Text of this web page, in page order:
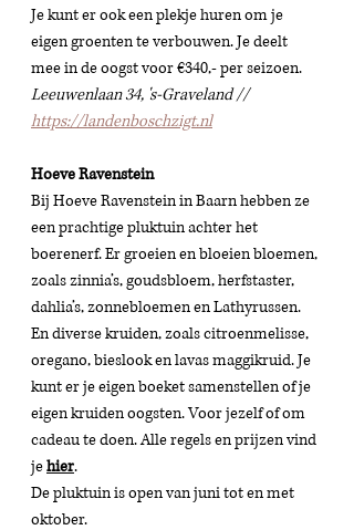
Je kunt er ook een plekje huren om je
eigen groenten te verbouwen. Je deelt
mee in de oogst voor €340,- per seizoen.
Leeuwenlaan 34, 's-Graveland //
https://landenboschzigt.nl
Hoeve Ravenstein
Bij Hoeve Ravenstein in Baarn hebben ze
een prachtige pluktuin achter het
boerenerf. Er groeien en bloeien bloemen,
zoals zinnia’s, goudsbloem, herfstaster,
dahlia’s, zonnebloemen en Lathyrussen.
En diverse kruiden, zoals citroenmelisse,
oregano, bieslook en lavas maggikruid. Je
kunt er je eigen boeket samenstellen of je
eigen kruiden oogsten. Voor jezelf of om
cadeau te doen. Alle regels en prijzen vind
je hier.
De pluktuin is open van juni tot en met
oktober.